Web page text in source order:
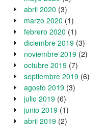
abril 2020 (3)
marzo 2020 (1)
febrero 2020 (1)
diciembre 2019 (3)
noviembre 2019 (2)
octubre 2019 (7)
septiembre 2019 (6)
agosto 2019 (3)
julio 2019 (6)
junio 2019 (1)
abril 2019 (2)